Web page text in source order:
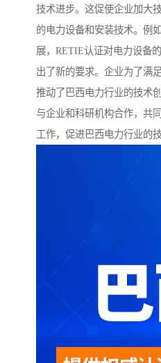
技术进步。这促使企业加大
的电力设备和安装技术。例
展，RETIE认证对电力设备
出了新的要求。企业为了满
推动了巴西电力行业的技术
与企业和科研机构合作，共
工作，促进巴西电力行业的技